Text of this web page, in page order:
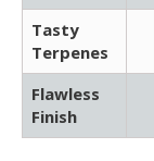
Tasty
Terpenes
Flawless
Finish